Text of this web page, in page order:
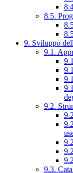
8.5.
9. Sviluppo
9.1.
9.2.
9.3.